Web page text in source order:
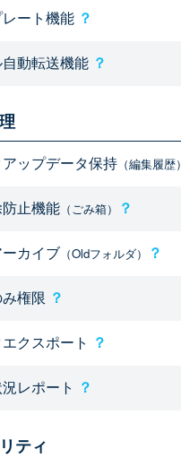
ート機能 ？
動転送機能 ？
ップデータ保持 （編集履歴）
止機能 （ごみ箱） ？
カイブ （Oldフォルダ） ？
権限 ？
クスポート ？
レポート ？
ティ